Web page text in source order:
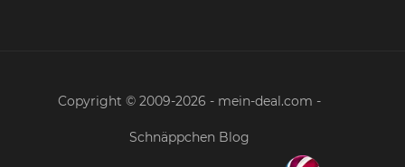
Copyright © 2009-2026 - mein-deal.com -
Schnäppchen Blog